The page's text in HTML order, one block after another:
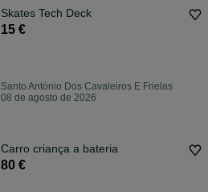
Skates Tech Deck
15 €
Santo António Dos Cavaleiros E Frielas
08 de agosto de 2026
Carro criança a bateria
80 €